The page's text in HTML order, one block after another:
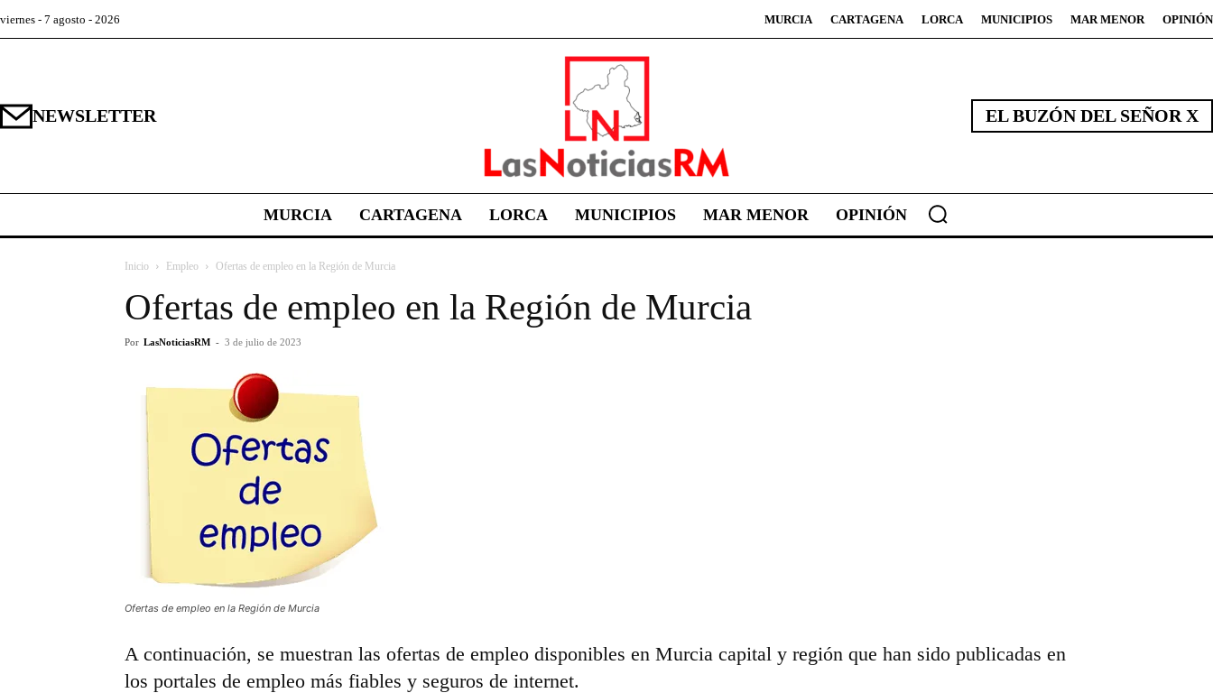
viernes - 7 agosto - 2026 MURCIA CARTAGENA LORCA MUNICIPIOS MAR MENOR OPINIÓN
NEWSLETTER EL BUZÓN DEL SEÑOR X
MURCIA CARTAGENA LORCA MUNICIPIOS MAR MENOR OPINIÓN
Inicio Empleo Ofertas de empleo en la Región de Murcia
Ofertas de empleo en la Región de Murcia
Por LasNoticiasRM - 3 de julio de 2023
Ofertas de empleo en la Región de Murcia
A continuación, se muestran las ofertas de empleo disponibles en Murcia capital y región que han sido publicadas en
los portales de empleo más fiables y seguros de internet.